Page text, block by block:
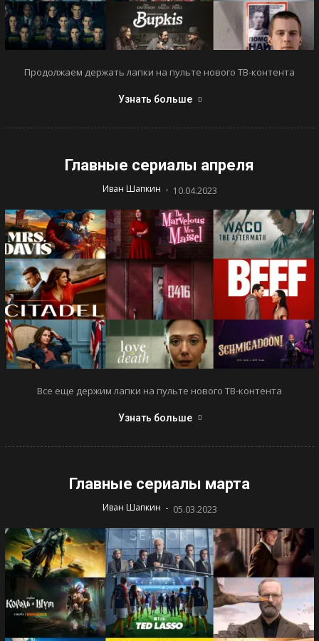
Продолжаем держать лапки на пульте нового ТВ-контента
Узнать больше
Главные сериалы апреля
Иван Шапкин - 10.04.2023
Все еще держим лапки на пульте нового ТВ-контента
Узнать больше
Главные сериалы марта
Иван Шапкин - 05.03.2023